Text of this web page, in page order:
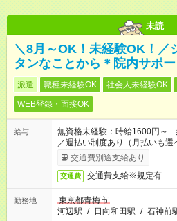
未読
＼8月～OK！未経験OK！／
タンなことから＊院内サポー
派遣 職種未経験OK 社会人未経験OK
WEB登録・面接OK
給与
無資格未経験：時給1600円～
／週払い制度あり（月払いも
了次第のお支払いとなります。
交通費別途支給あり
交通費 交通費支給※規定有
勤務地
東京都青梅市
河辺駅 / 日向和田駅 / 石神前